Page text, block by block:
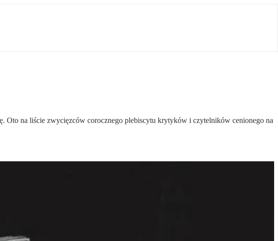
Oto na liście zwycięzców corocznego plebiscytu krytyków i czytelników cenionego na